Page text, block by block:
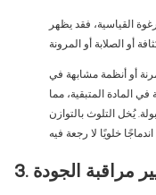
القياسية، فقد يظهر
أو أنظمة مشابهة في
المادة المتبقية، مما
يُخل التلوث بالتوازن
مراقبة الجودة